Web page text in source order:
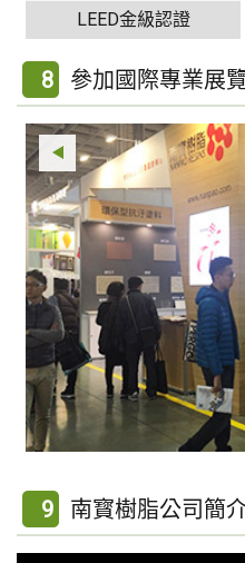
LEED金級認證
8 參加國際專業展
9 南寳樹脂公司簡